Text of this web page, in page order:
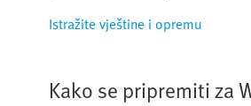
Istražite vještine i opremu
Kako se pripremiti za